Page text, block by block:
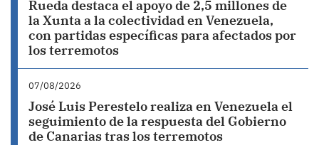
Rueda destaca el apoyo de 2,5 millones de
la Xunta a la colectividad en Venezuela,
con partidas específicas para afectados por
los terremotos
07/08/2026
José Luis Perestelo realiza en Venezuela el
seguimiento de la respuesta del Gobierno
de Canarias tras los terremotos